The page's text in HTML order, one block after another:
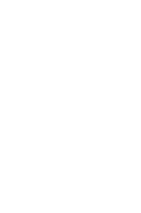
‘More Sweetly Play the
sudafricano William